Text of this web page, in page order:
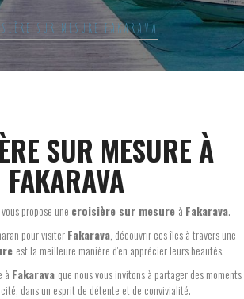
SUR MESURE FAKARAVA
SUR MESURE À
FAKARAVA
propose une croisière sur mesure à Fakarava.
pour visiterFakarava , découvrir ces îles à travers une
est la meilleure manière d'en apprécier leurs beautés.
à Fakarava que nous vous invitons à partager des moments
dans un esprit de détente et de convivialité.